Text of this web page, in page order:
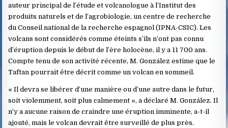
auteur principal de l’étude et volcanologue à l’Institut des
produits naturels et de l’agrobiologie, un centre de recherche
du Conseil national de la recherche espagnol (IPNA-CSIC). Les
volcans sont considérés comme éteints s’ils n’ont pas connu
d’éruption depuis le début de l’ère holocène, il y a 11 700 ans.
Compte tenu de son activité récente, M. González estime que le
Taftan pourrait être décrit comme un volcan en sommeil.
« Il devra se libérer d’une manière ou d’une autre dans le futur,
soit violemment, soit plus calmement », a déclaré M. González. Il
n’y a aucune raison de craindre une éruption imminente, a-t-il
ajouté, mais le volcan devrait être surveillé de plus près.